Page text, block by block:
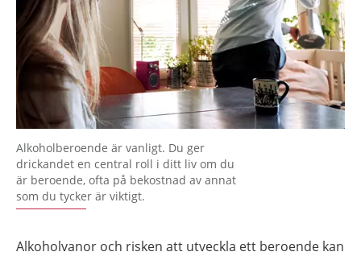
Alkoholberoende är vanligt. Du ger
drickandet en central roll i ditt liv om du
är beroende, ofta på bekostnad av annat
som du tycker är viktigt.
Alkoholvanor och risken att utveckla ett beroende kan